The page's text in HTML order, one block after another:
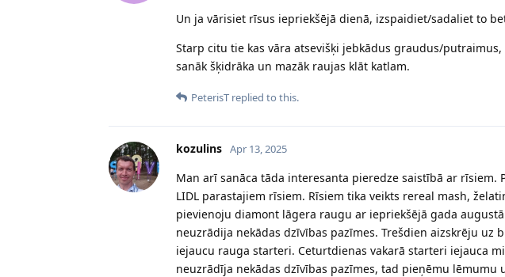
Un ja vārisiet rīsus iepriekšējā dienā, izspaidiet/sadaliet to
Starp citu tie kas vāra atsevišķi jebkādus graudus/
sanāk šķidrāka un mazāk raujas klāt katlam.
PeterisT replied to this.
kozulins Apr 13, 2025
Man arī sanāca tāda interesanta pieredze saistībā ar rīsiem.
LIDL parastajiem rīsiem. Rīsiem tika veikts rereal mash,
pievienoju diamont lāgera raugu ar iepriekšējā gada
neuzrādija nekādas dzīvības pazīmes. Trešdien aizskrēju uz
iejaucu rauga starteri. Ceturtdienas vakarā starteri iejauca
neuzrādīja nekādas dzīvības pazīmes, tad pieņēmu